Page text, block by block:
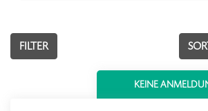
FILTER
KEINE